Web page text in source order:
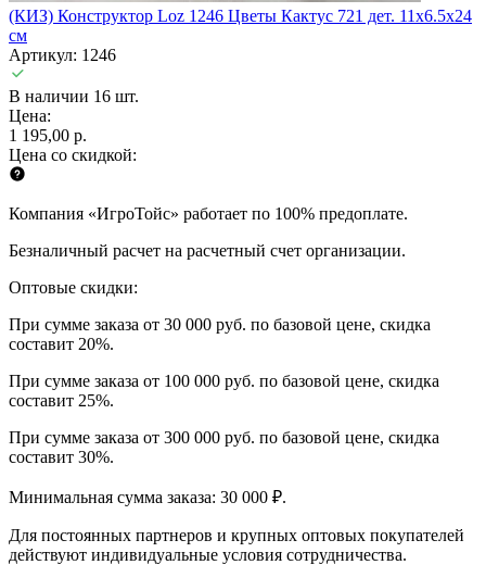
(КИЗ) Конструктор Loz 1246 Цветы Кактус 721 дет. 11x6.5x24
см
Артикул: 1246
В наличии 16 шт.
Цена:
1 195,00 р.
Цена со скидкой:
Компания «ИгроТойс» работает по 100% предоплате.
Безналичный расчет на расчетный счет организации.
Оптовые скидки:
При сумме заказа от 30 000 руб. по базовой цене, скидка
составит 20%.
При сумме заказа от 100 000 руб. по базовой цене, скидка
составит 25%.
При сумме заказа от 300 000 руб. по базовой цене, скидка
составит 30%.
Минимальная сумма заказа: 30 000 ₽.
Для постоянных партнеров и крупных оптовых покупателей
действуют индивидуальные условия сотрудничества.